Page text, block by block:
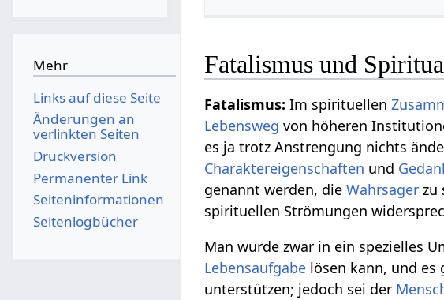
Fatalismus und
Fatalismus: Im spirituellen
Lebensweg von höheren
es ja trotz Anstrengung nichts
Charaktereigenschaften und
genannt werden, dieWahrsager zu
spirituellen Strömungen
Man würde zwar in ein spezielles
Lebensaufgabe lösen kann, und
unterstützen; jedoch sei der
Mehr
Links auf diese Seite
Änderungen an
verlinkten Seiten
Druckversion
Permanenter Link
Seiten­­informationen
Seitenlogbücher